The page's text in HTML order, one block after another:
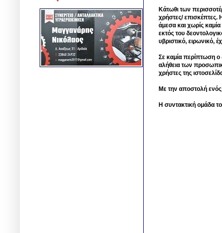
Κάτωθι των
χρήστες/ επισκέπτες.
άμεσα και χωρίς
εκτός του
υβριστικό, ειρωνικό,
Σε καμία περίπτωση ο
αλήθεια των
χρήστες της
Με την αποστολή
Η συντακτική ομάδα